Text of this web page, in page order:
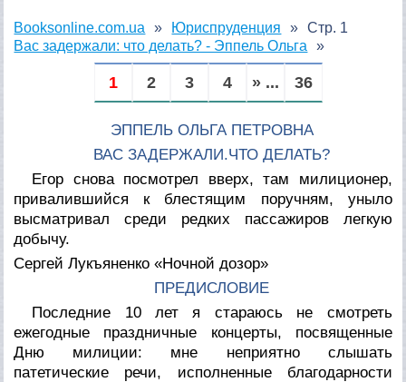
Booksonline.com.ua
Юриспруденция
Вас задержали: что делать? - Эппель Ольга
Стр. 1
1 2 3 4 » ... 36
ЭППЕЛЬ ОЛЬГА ПЕТРОВНА
ВАС ЗАДЕРЖАЛИ.ЧТО ДЕЛАТЬ?
Егор снова посмотрел вверх, там милиционер,
привалившийся к блестящим поручням, уныло
высматривал среди редких пассажиров легкую
добычу.
Сергей Лукъяненко «Ночной дозор»
ПРЕДИСЛОВИЕ
Последние 10 лет я стараюсь не смотреть
ежегодные праздничные концерты, посвященные
Дню милиции: мне неприятно слышать
патетические речи, исполненные благодарности